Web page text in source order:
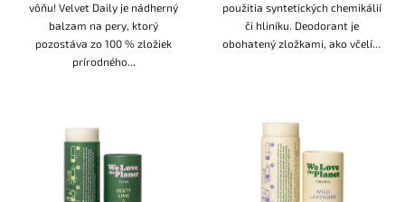
vôňu! Velvet Daily je nádherný
balzam na pery, ktorý
pozostáva zo 100 % zložiek
prírodného...
použitia syntetických chemikálií
či hliníku. Deodorant je
obohatený zložkami, ako včelí...